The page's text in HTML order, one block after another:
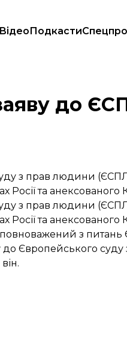
ВідеоПодкасти
до
з прав людини
Росії та анексованого
з прав людини
Росії та анексованого
уповноважений з
Європейського